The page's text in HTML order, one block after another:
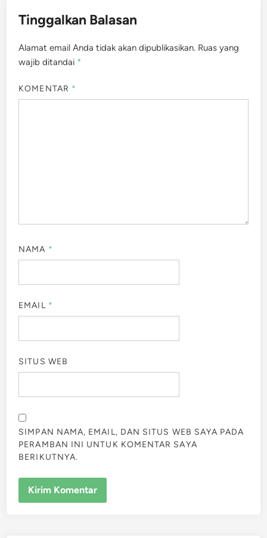
Tinggalkan Balasan
Alamat email Anda tidak akan dipublikasikan. Ruas yang
wajib ditandai *
KOMENTAR *
NAMA *
EMAIL *
SITUS WEB
SIMPAN NAMA, EMAIL, DAN SITUS WEB SAYA PADA
PERAMBAN INI UNTUK KOMENTAR SAYA
BERIKUTNYA.